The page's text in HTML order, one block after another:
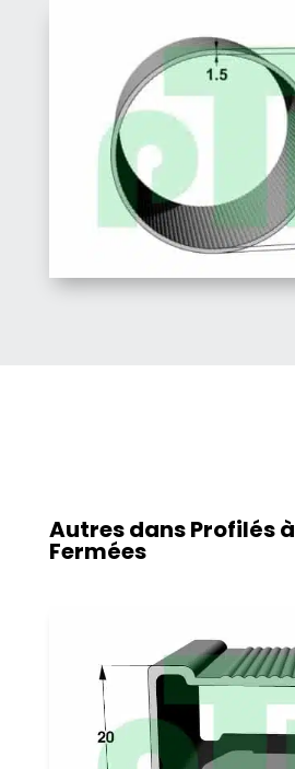
Autres dansProfilés
Fermées